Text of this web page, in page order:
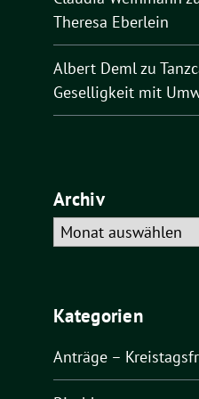
Theresa Eberlein
Albert Demlzu
Geselligkeit mit
Archiv
Archiv
Kategorien
Anträge –